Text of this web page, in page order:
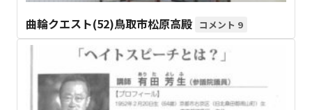
曲輪クエスト(52)鳥取市松原高殿 9